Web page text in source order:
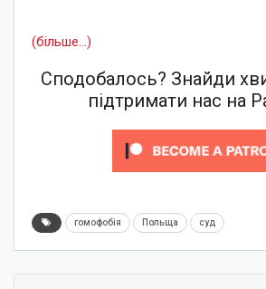
(більше…)
Сподобалось? Знайди
підтримати нас на
гомофобія Польща суд